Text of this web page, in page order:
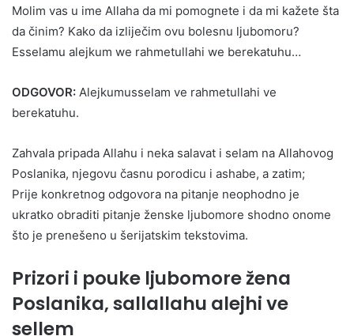
Molim vas u ime Allaha da mi pomognete i da mi kažete šta
da činim? Kako da izliječim ovu bolesnu ljubomoru?
Esselamu alejkum we rahmetullahi we berekatuhu…
ODGOVOR: Alejkumusselam ve rahmetullahi ve
berekatuhu.
Zahvala pripada Allahu i neka salavat i selam na Allahovog
Poslanika, njegovu časnu porodicu i ashabe, a zatim;
Prije konkretnog odgovora na pitanje neophodno je
ukratko obraditi pitanje ženske ljubomore shodno onome
što je prenešeno u šerijatskim tekstovima.
Prizori i pouke ljubomore žena
Poslanika, sallallahu alejhi ve
sellem